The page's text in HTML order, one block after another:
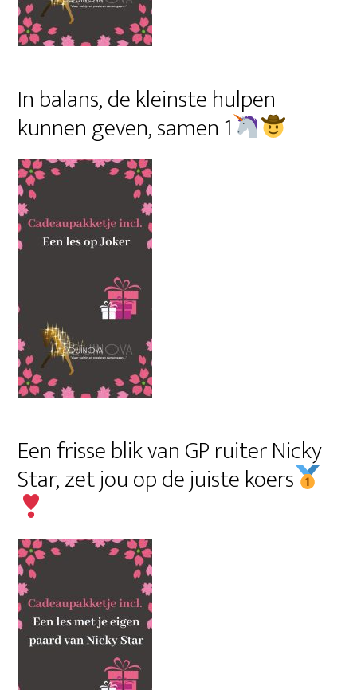
In balans, de kleinste hulpen
kunnen geven, samen 1
Een frisse blik van GP ruiter Nicky
Star, zet jou op de juiste koers